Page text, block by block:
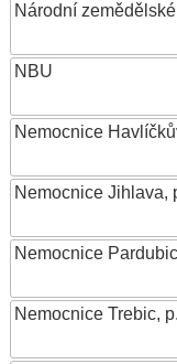
Národní
NBU
Nemocnice
Nemocnice Jihlava,
Nemocnice
Nemocnice Trebic,